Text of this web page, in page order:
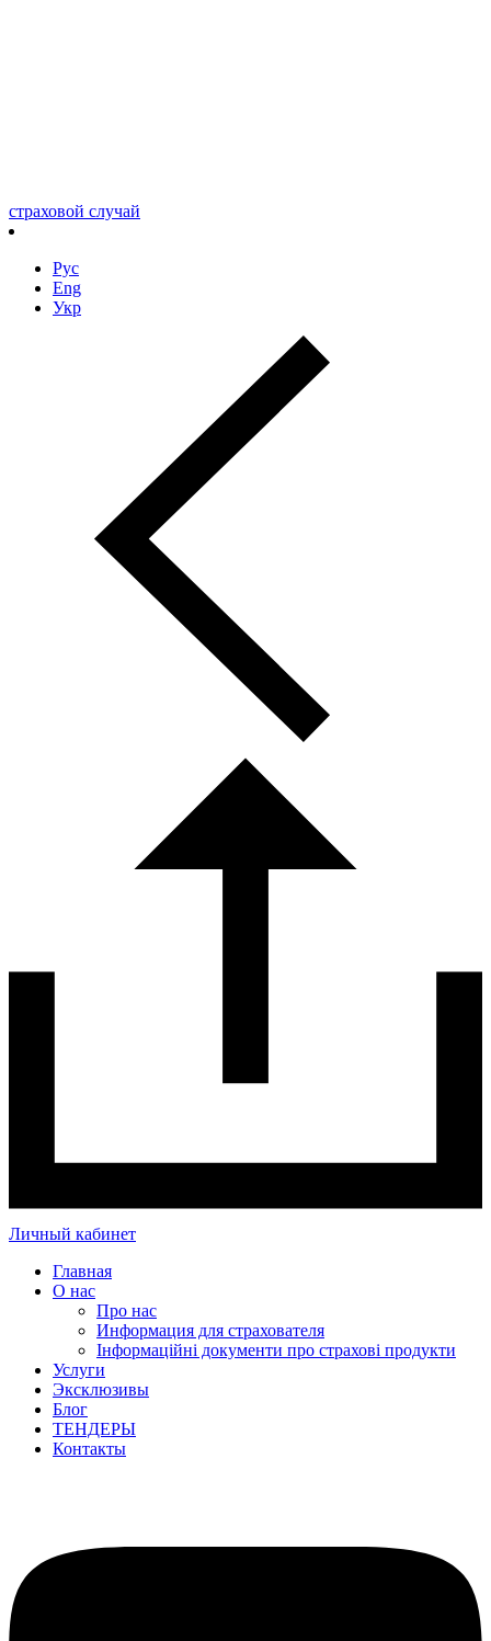
страховой случай
Рус
Eng
Укр
Личный кабинет
Главная
О нас
Про нас
Информация для страхователя
Інформаційні документи про страхові продукти
Услуги
Эксклюзивы
Блог
ТЕНДЕРЫ
Контакты